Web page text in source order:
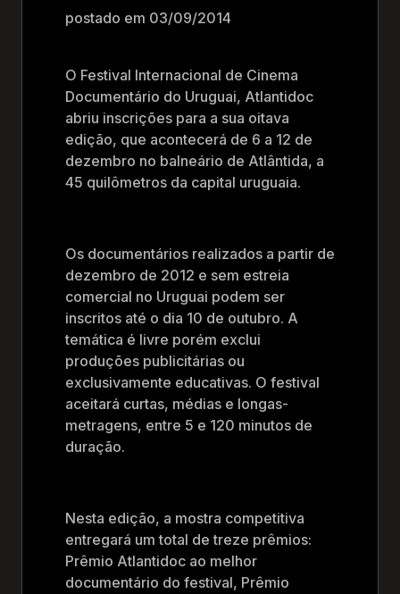
postado em 03/09/2014
O Festival Internacional de Cinema
Documentário do Uruguai, Atlantidoc
abriu inscrições para a sua oitava
edição, que acontecerá de 6 a 12 de
dezembro no balneário de Atlântida, a
45 quilômetros da capital uruguaia.
Os documentários realizados a partir de
dezembro de 2012 e sem estreia
comercial no Uruguai podem ser
inscritos até o dia 10 de outubro. A
temática é livre porém exclui
produções publicitárias ou
exclusivamente educativas. O festival
aceitará curtas, médias e longas-
metragens, entre 5 e 120 minutos de
duração.
Nesta edição, a mostra competitiva
entregará um total de treze prêmios:
Prêmio Atlantidoc ao melhor
documentário do festival, Prêmio